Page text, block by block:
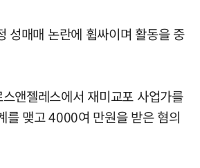
성매매 논란에 휩싸이며 활동을 중
앤젤레스에서 재미교포 사업가를
를 맺고 4000여 만원을 받은 혐의